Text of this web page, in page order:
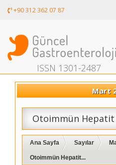
+90 312 362 07 87
ISSN 1301-2487
Mart
Otoimmün Hepatit
Ana Sayfa Sayılar
Otoimmün Hepatit...